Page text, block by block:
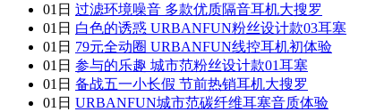
01日 过滤环境噪音 多款优质隔音耳机大搜罗
01日 白色的诱惑 URBANFUN粉丝设计款03耳塞
01日 79元全动圈 URBANFUN线控耳机初体验
01日 参与的乐趣 城市范粉丝设计款01耳塞
01日 备战五一小长假 节前热销耳机大搜罗
01日 URBANFUN城市范碳纤维耳塞音质体验